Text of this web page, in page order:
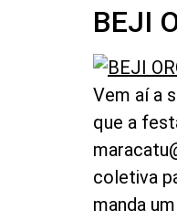
BEJI
Vem aí a
que a
coletiva
manda